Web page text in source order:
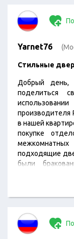
Yarnet76
Стильные
Добрый день,
поделиться
производителя
в нашей
покупке
подходящие
были
кусалась.
покрытие, не
вписались в
идеальные,